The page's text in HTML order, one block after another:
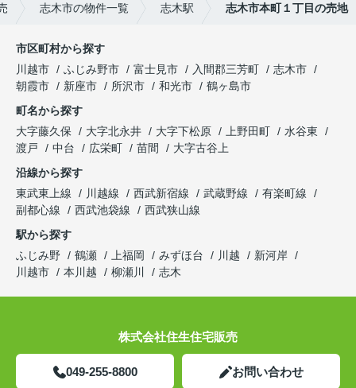
志木市の物件一覧 志木駅 志木市本町１丁目の売地
市区町村から探す
川越市
ふじみ野市 富士見市 入間郡三芳町
志木市
朝霞市
新座市 所沢市 和光市
鶴ヶ島市
町名から探す
大字藤久保
大字北永井 大字下松原 上野田町
水谷東
渡戸
中台 広栄町 苗間
大字古谷上
沿線から探す
東武東上線
川越線 西武新宿線 武蔵野線
有楽町線
副都心線
西武池袋線
西武狭山線
駅から探す
ふじみ野
鶴瀬 上福岡 みずほ台 川越
新河岸
川越市
本川越 柳瀬川 志木
株式会社住生住宅販売
049-255-8800 お問い合わせ